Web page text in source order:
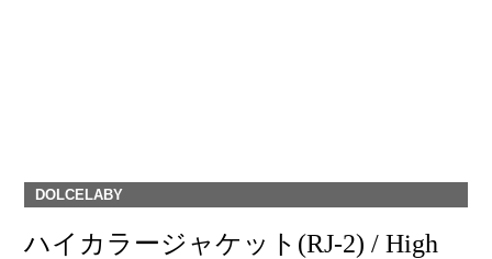
DOLCELABY
ハイカラージャケット(RJ-2) / High